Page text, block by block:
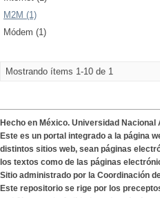
M2M (1)
Módem (1)
Mostrando ítems 1-10 de 1
Hecho en México. Universidad
Este es un portal integrado a la página
distintos sitios web, sean páginas
los textos como de las páginas
Sitio administrado por la Coordinación
Este repositorio se rige por los